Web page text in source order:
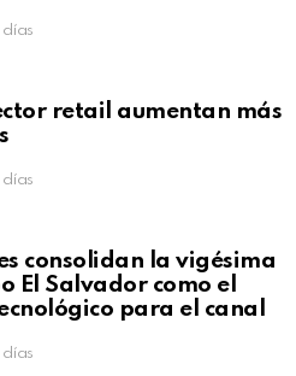
días
retail aumentan más
días
consolidan la vigésima
El Salvador como el
para el canal
días